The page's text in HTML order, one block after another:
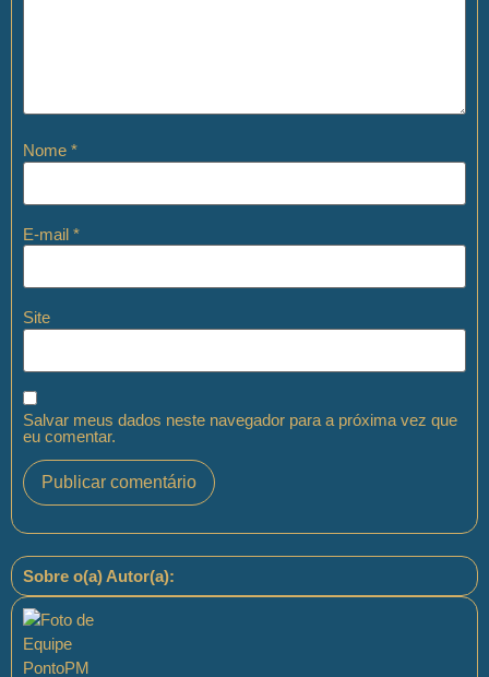
Nome *
E-mail *
Site
Salvar meus dados neste navegador para a próxima vez que
eu comentar.
Sobre o(a) Autor(a):